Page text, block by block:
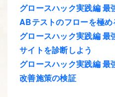
グロースハック実践編
ABテストのフローを極め
グロースハック実践編
サイトを診断しよう
グロースハック実践編
改善施策の検証